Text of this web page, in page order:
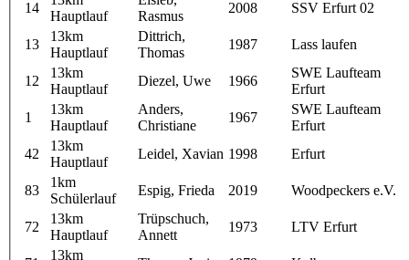
14
Hauptlauf
Rasmus
2008 SSV Erfurt 02
13
13km
Hauptlauf
Dittrich,
Thomas
1987 Lass laufen
12
13km
Hauptlauf
Diezel, Uwe 1966
SWE Laufteam
Erfurt
1
13km
Hauptlauf
Anders,
Christiane
1967
SWE Laufteam
Erfurt
42
13km
Hauptlauf
Leidel, Xavian 1998 Erfurt
83
1km
Schülerlauf
Espig, Frieda 2019 Woodpeckers e.V.
72
13km
Hauptlauf
Trüpschuch,
Annett
1973 LTV Erfurt
13km